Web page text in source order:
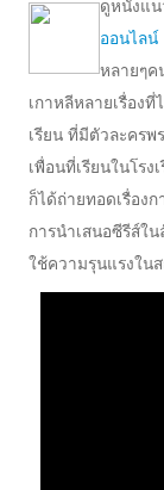
ดูหนังแน
ออนไลน์
หลายๆค
เกาหลีหลายเรื่อง
เรียน ที่มีตัวละครพ
เพื่อนที่เรียนในโร
ก็ได้ถ่ายทอดเรื่อง
การนำเสนอซีรีส์ใ
ใช้ความรุนแรงใน